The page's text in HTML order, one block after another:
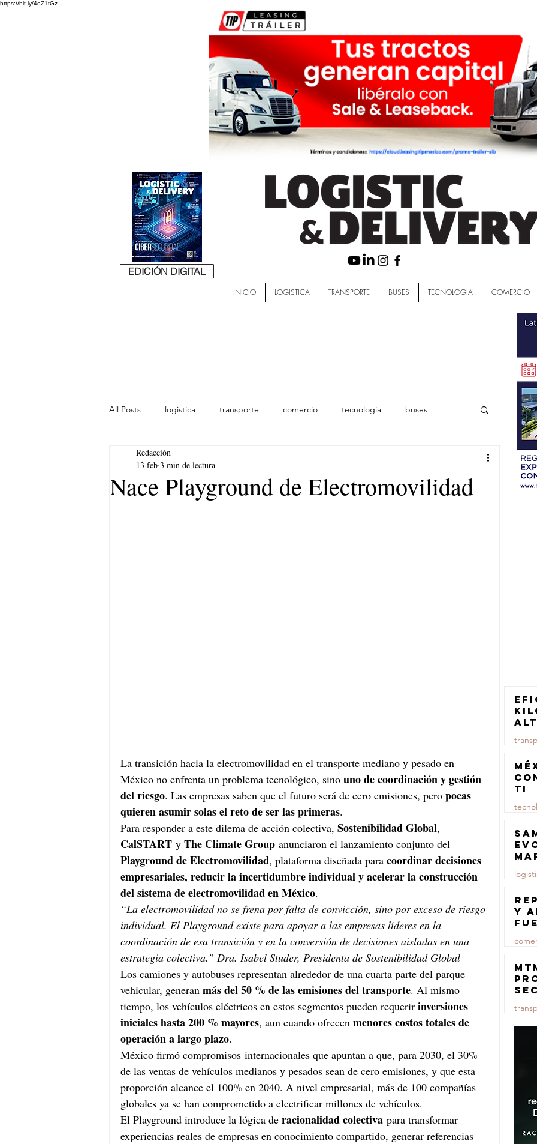
https://bit.ly/4oZ1tGz
EDICIÓN DIGITAL
INICIO LOGISTICA TRANSPORTE BUSES TECNOLOGIA COMERCIO
All Posts logistica transporte comercio tecnologia buses
lideres
Nace Playground de Electromovilidad
Redacción
13 feb 3 min de lectura
La transición hacia la electromovilidad en el transporte mediano y pesado en
México no enfrenta un problema tecnológico, sino uno de coordinación y gestión
del riesgo. Las empresas saben que el futuro será de cero emisiones, pero pocas
quieren asumir solas el reto de ser las primeras.
Para responder a este dilema de acción colectiva, Sostenibilidad Global,
CalSTART y The Climate Group anunciaron el lanzamiento conjunto del
Playground de Electromovilidad, plataforma diseñada para coordinar decisiones
empresariales, reducir la incertidumbre individual y acelerar la construcción
del sistema de electromovilidad en México.
“La electromovilidad no se frena por falta de convicción, sino por exceso de riesgo
individual. El Playground existe para apoyar a las empresas líderes en la
coordinación de esa transición y en la conversión de decisiones aisladas en una
estrategia colectiva.” Dra. Isabel Studer, Presidenta de Sostenibilidad Global
Los camiones y autobuses representan alrededor de una cuarta parte del parque
vehicular, generan más del 50 % de las emisiones del transporte. Al mismo
tiempo, los vehículos eléctricos en estos segmentos pueden requerir inversiones
iniciales hasta 200 % mayores, aun cuando ofrecen menores costos totales de
operación a largo plazo.
México firmó compromisos internacionales que apuntan a que, para 2030, el 30%
de las ventas de vehículos medianos y pesados sean de cero emisiones, y que esta
proporción alcance el 100% en 2040. A nivel empresarial, más de 100 compañías
globales ya se han comprometido a electrificar millones de vehículos.
El Playground introduce la lógica de racionalidad colectiva para transformar
experiencias reales de empresas en conocimiento compartido, generar referencias
23 jul
TI
23 jul
23 jul
y
23 jul